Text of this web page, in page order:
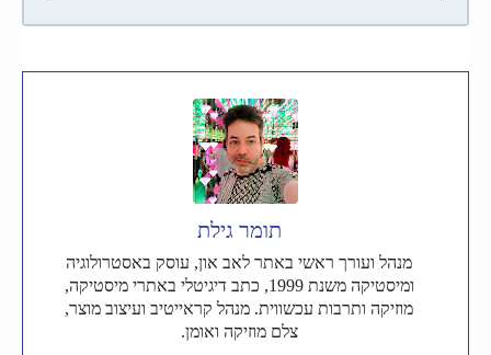
תומר גילת
מנהל ועורך ראשי באתר לאב און, עוסק באסטרולוגיה
ומיסטיקה משנת 1999, כתב דיגיטלי באתרי מיסטיקה,
מוזיקה ותרבות עכשווית. מנהל קראייטיב ועיצוב מוצר,
צלם מוזיקה ואומן.